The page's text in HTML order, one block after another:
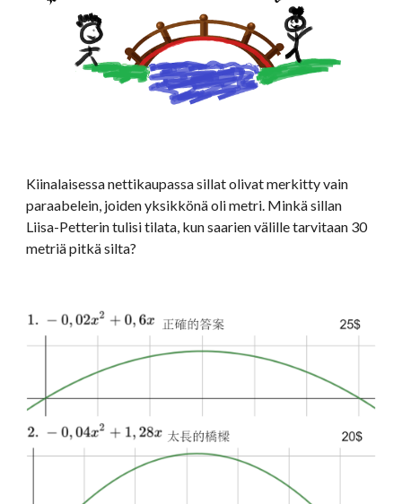
Kiinalaisessa nettikaupassa sillat olivat merkitty vain
paraabelein, joiden yksikkönä oli metri. Minkä sillan
Liisa-Petterin tulisi tilata, kun saarien välille tarvitaan 30
metriä pitkä silta?